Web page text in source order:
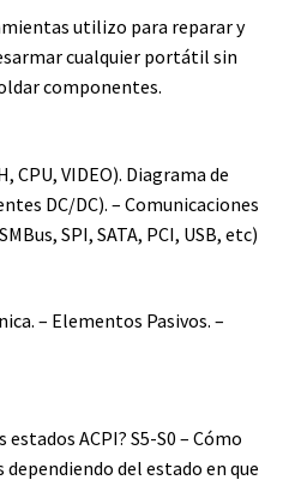
utilizo para reparar y
cualquier portátil sin
componentes.
CPU, VIDEO). Diagrama de
DC/DC). – Comunicaciones
SPI, SATA, PCI, USB, etc)
– Elementos Pasivos. –
estados ACPI? S5-S0 – Cómo
del estado en que